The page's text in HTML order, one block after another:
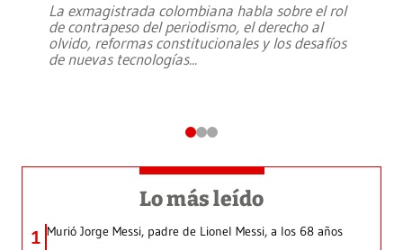
La exmagistrada colombiana habla sobre el rol
de contrapeso del periodismo, el derecho al
olvido, reformas constitucionales y los desafíos
de nuevas tecnologías...
Lo más leído
1 Murió Jorge Messi, padre de Lionel Messi, a los 68 años